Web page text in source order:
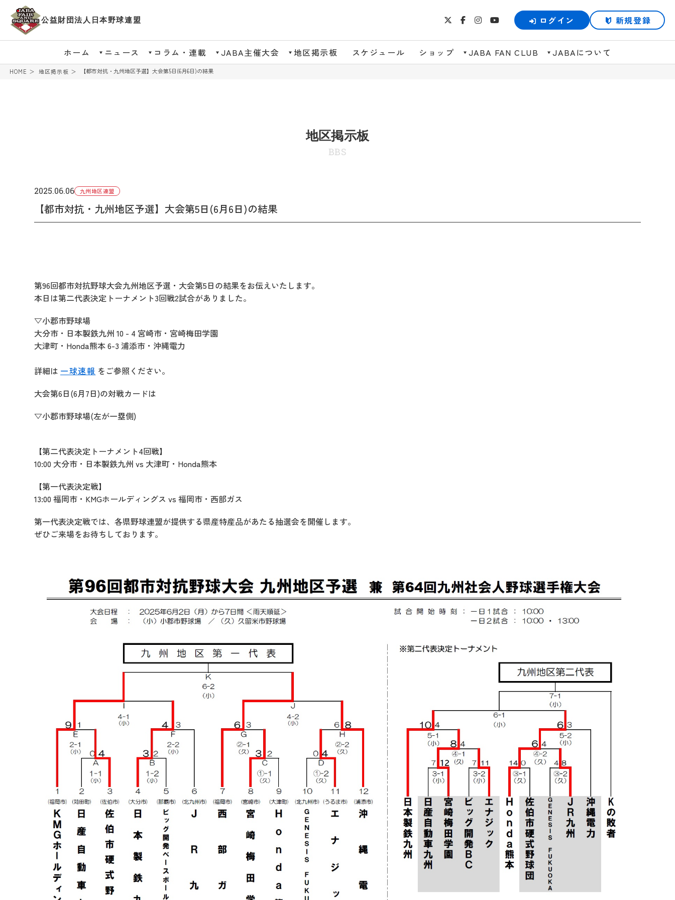
公益財団法人日本野球連盟 ログイン 新規登録
ホーム ニュース コラム・連載 JABA主催大会 地区掲示板 スケジュール ショップ JABA FAN CLUB JABAについて
HOME 地区掲示板 【都市対抗・九州地区予選】大会第5日(6月6日)の結果
地区掲示板
BBS
2025.06.06 九州地区連盟
【都市対抗・九州地区予選】大会第5日(6月6日)の結果
第96回都市対抗野球大会九州地区予選・大会第5日の結果をお伝えいたします。
本日は第二代表決定トーナメント3回戦2試合がありました。
▽小郡市野球場
大分市・日本製鉄九州 10 - 4 宮崎市・宮崎梅田学園
大津町・Honda熊本 6-3 浦添市・沖縄電力
詳細は 一球速報 をご参照ください。
大会第6日(6月7日)の対戦カードは
▽小郡市野球場(左が一塁側)
【第二代表決定トーナメント4回戦】
10:00 大分市・日本製鉄九州 vs 大津町・Honda熊本
【第一代表決定戦】
13:00 福岡市・KMGホールディングス vs 福岡市・西部ガス
第一代表決定戦では、各県野球連盟が提供する県産特産品があたる抽選会を開催します。
ぜひご来場をお待ちしております。